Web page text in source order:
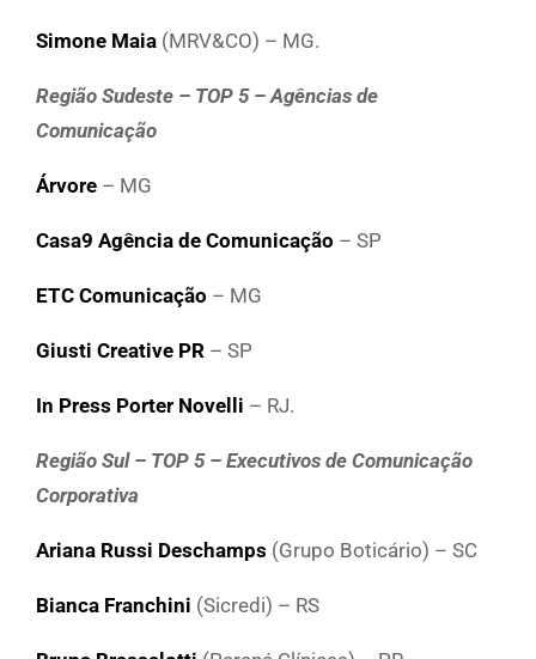
Simone Maia (MRV&CO) – MG.
Região Sudeste – TOP 5 – Agências de
Comunicação
Árvore – MG
Casa9 Agência de Comunicação – SP
ETC Comunicação – MG
Giusti Creative PR – SP
In Press Porter Novelli – RJ.
Região Sul – TOP 5 – Executivos de Comunicação
Corporativa
Ariana Russi Deschamps (Grupo Boticário) – SC
Bianca Franchini (Sicredi) – RS